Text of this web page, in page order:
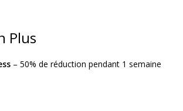
Plus
– 50% de réduction pendant 1 semaine